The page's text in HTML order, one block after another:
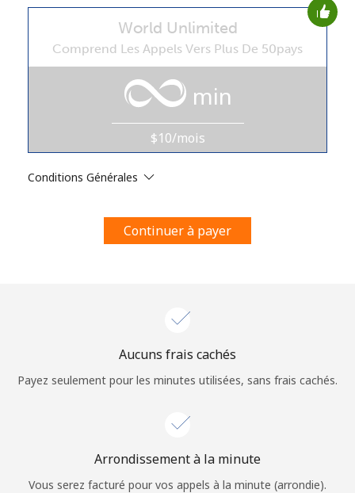
En créant un compte sur ce site, j'accepte les présentes
Rappel du mot de passe →
World Unlimited
Comprend Les Appels Vers Plus De 50pays
min
$10/mois
Conditions Générales
Continuer à payer
Aucuns frais cachés
Payez seulement pour les minutes utilisées, sans frais cachés.
Arrondissement à la minute
Vous serez facturé pour vos appels à la minute (arrondie).